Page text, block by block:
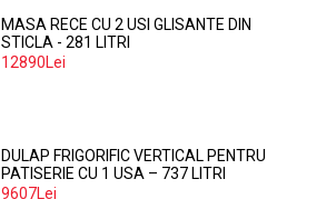
MASA RECE CU 2 USI GLISANTE DIN
STICLA - 281 LITRI
12890Lei
DULAP FRIGORIFIC VERTICAL PENTRU
PATISERIE CU 1 USA – 737 LITRI
9607Lei